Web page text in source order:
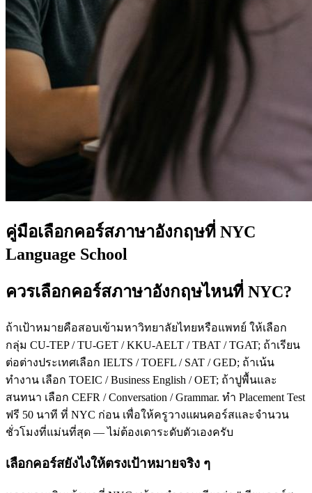
คู่มือเลือกคอร์สภาษาอังกฤษที่ NYC
Language School
ควรเลือกคอร์สภาษาอังกฤษไหนที่ NYC?
ถ้าเป้าหมายคือสอบเข้ามหาวิทยาลัยไทยหรือแพทย์ ให้เลือก
กลุ่ม CU-TEP / TU-GET / KKU-AELT / TBAT / TGAT; ถ้าเรียน
ต่อต่างประเทศเลือก IELTS / TOEFL / SAT / GED; ถ้าเน้น
ทำงาน เลือก TOEIC / Business English / OET; ถ้าปูพื้นและ
สนทนา เลือก CEFR / Conversation / Grammar. ทำ Placement Test
ฟรี 50 นาที ที่ NYC ก่อน เพื่อให้ครูวางแผนคอร์สและจำนวน
ชั่วโมงที่แม่นที่สุด — ไม่ต้องเดาระดับตัวเองครับ
เลือกคอร์สยังไงให้ตรงเป้าหมายจริง ๆ